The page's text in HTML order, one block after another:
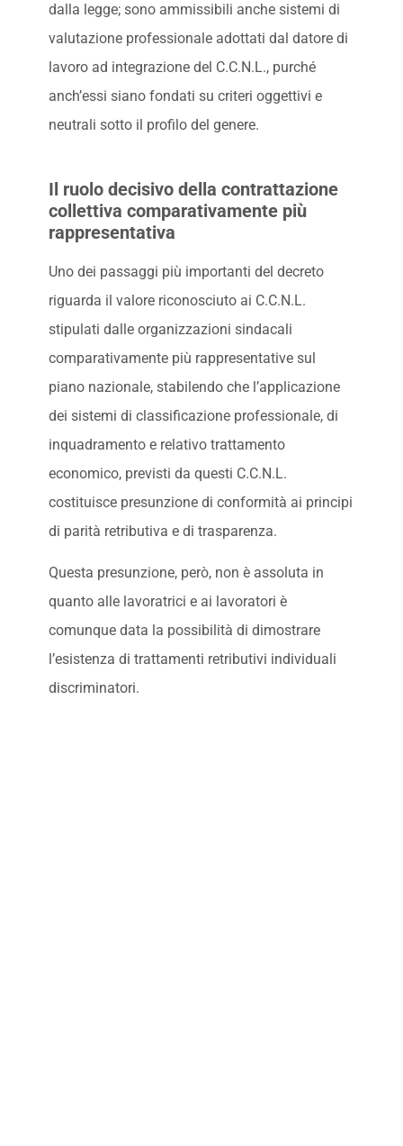
dalla legge; sono ammissibili anche sistemi di
valutazione professionale adottati dal datore di
lavoro ad integrazione del C.C.N.L., purché
anch’essi siano fondati su criteri oggettivi e
neutrali sotto il profilo del genere.
Il ruolo decisivo della contrattazione
collettiva comparativamente più
rappresentativa
Uno dei passaggi più importanti del decreto
riguarda il valore riconosciuto ai C.C.N.L.
stipulati dalle organizzazioni sindacali
comparativamente più rappresentative sul
piano nazionale, stabilendo che l’applicazione
dei sistemi di classificazione professionale, di
inquadramento e relativo trattamento
economico, previsti da questi C.C.N.L.
costituisce presunzione di conformità ai principi
di parità retributiva e di trasparenza.
Questa presunzione, però, non è assoluta in
quanto alle lavoratrici e ai lavoratori è
comunque data la possibilità di dimostrare
l’esistenza di trattamenti retributivi individuali
discriminatori.